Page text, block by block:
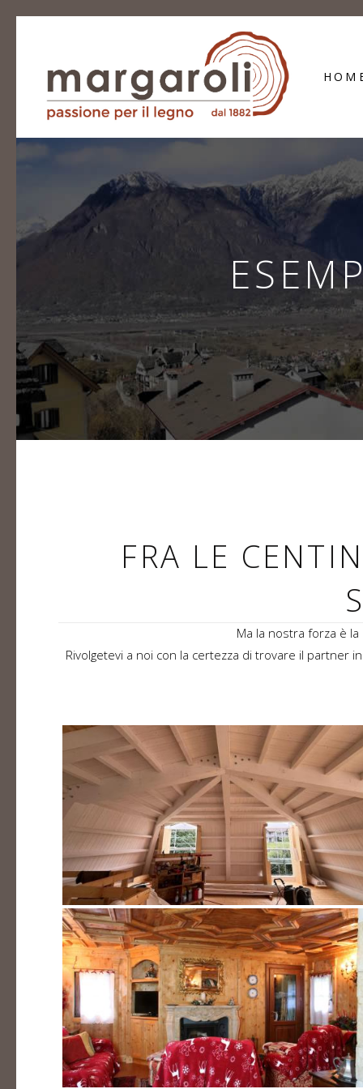
FRA LE
Ma la nostra forza è la
Rivolgetevi a noi con la certezza di trovare il